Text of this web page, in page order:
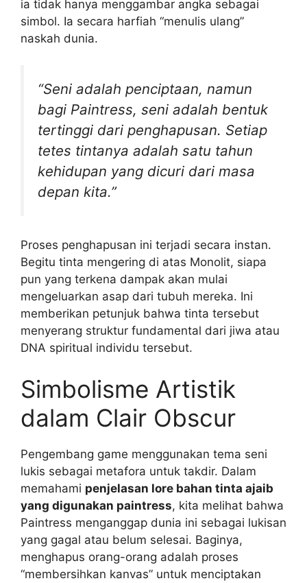
ia tidak hanya menggambar angka sebagai
simbol. Ia secara harfiah “menulis ulang”
naskah dunia.
“Seni adalah penciptaan, namun
bagi Paintress, seni adalah bentuk
tertinggi dari penghapusan. Setiap
tetes tintanya adalah satu tahun
kehidupan yang dicuri dari masa
depan kita.”
Proses penghapusan ini terjadi secara instan.
Begitu tinta mengering di atas Monolit, siapa
pun yang terkena dampak akan mulai
mengeluarkan asap dari tubuh mereka. Ini
memberikan petunjuk bahwa tinta tersebut
menyerang struktur fundamental dari jiwa atau
DNA spiritual individu tersebut.
Simbolisme Artistik
dalam Clair Obscur
Pengembang game menggunakan tema seni
lukis sebagai metafora untuk takdir. Dalam
memahami penjelasan lore bahan tinta ajaib
yang digunakan paintress, kita melihat bahwa
Paintress menganggap dunia ini sebagai lukisan
yang gagal atau belum selesai. Baginya,
menghapus orang-orang adalah proses
“membersihkan kanvas” untuk menciptakan